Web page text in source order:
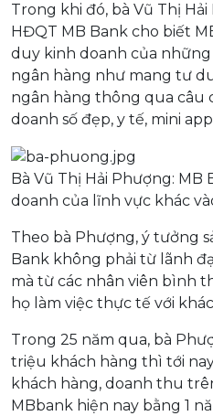
Trong khi đó, bà Vũ Thị
HĐQT MB Bank cho biết
duy kinh doanh của
ngân hàng như mang tư
ngân hàng thông qua câu
doanh số đẹp, y tế, mini
Bà Vũ Thị Hải Phượng:
doanh của lĩnh vực khác
Theo bà Phượng, ý tưởng
Bank không phải từ lãnh
mà từ các nhân viên bình
họ làm việc thực tế với
Trong 25 năm qua, bà
triệu khách hàng thì tới
khách hàng, doanh thu
MBbank hiện nay bằng 1